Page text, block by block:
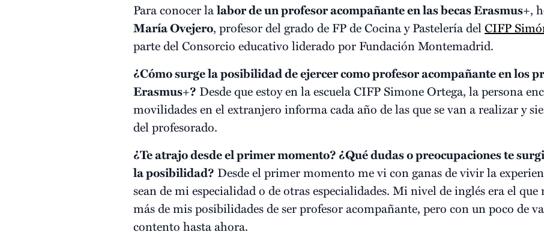
Para conocer lalabor de un profesor acompañante en las becas Erasmus+,
María Ovejero, profesor del grado de FP de Cocina y Pastelería delCIFP
parte del Consorcio educativo liderado por Fundación Montemadrid.
¿Cómo surge la posibilidad de ejercer como profesor acompañante en los
Erasmus+? Desde que estoy en la escuela CIFP Simone Ortega, la persona
movilidades en el extranjero informa cada año de las que se van a realizar y
del profesorado.
¿Te atrajo desde el primer momento? ¿Qué dudas o preocupaciones te
la posibilidad? Desde el primer momento me vi con ganas de vivir la
sean de mi especialidad o de otras especialidades. Mi nivel de inglés era el
más de mis posibilidades de ser profesor acompañante, pero con un poco de
contento hasta ahora.